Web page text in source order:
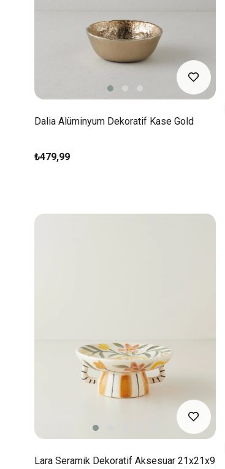
Dalia Alüminyum Dekoratif Kase Gold
₺479,99
Lara Seramik Dekoratif Aksesuar 21x21x9